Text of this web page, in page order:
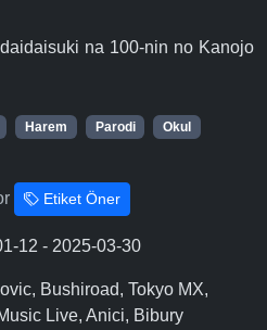
na 100-nin no Kanojo
Harem Parodi
Okul
Etiket Öner
12 - 2025-03-30
Bushiroad, Tokyo MX,
Live, Anici, Bibury